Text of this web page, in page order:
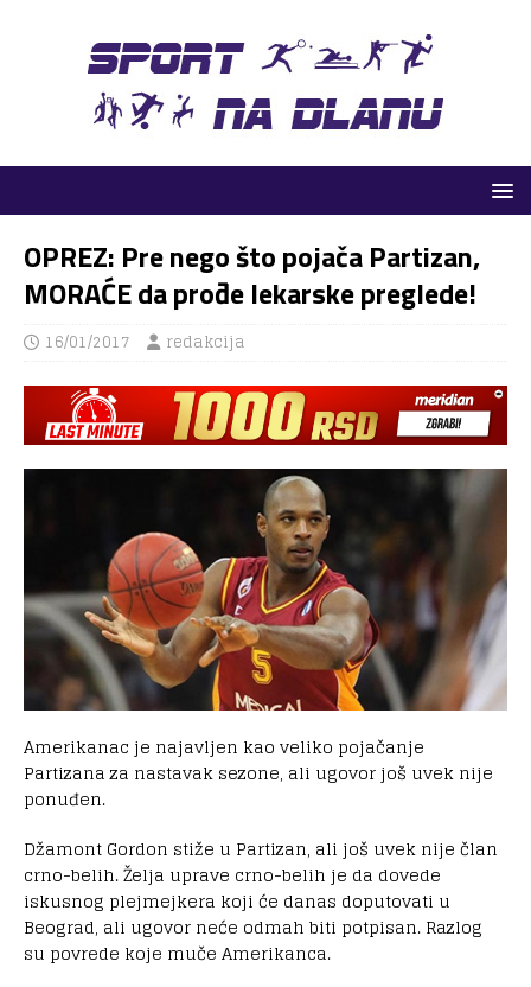
OPREZ: Pre nego što pojača Partizan,
MORAĆE da prođe lekarske preglede!
16/01/2017 redakcija
Amerikanac je najavljen kao veliko pojačanje
Partizana za nastavak sezone, ali ugovor još uvek nije
ponuđen.
Džamont Gordon stiže u Partizan, ali još uvek nije član
crno-belih. Želja uprave crno-belih je da dovede
iskusnog plejmejkera koji će danas doputovati u
Beograd, ali ugovor neće odmah biti potpisan. Razlog
su povrede koje muče Amerikanca.